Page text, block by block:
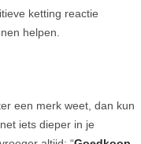
ketting reactie
helpen.
een merk weet, dan kun
iets dieper in je